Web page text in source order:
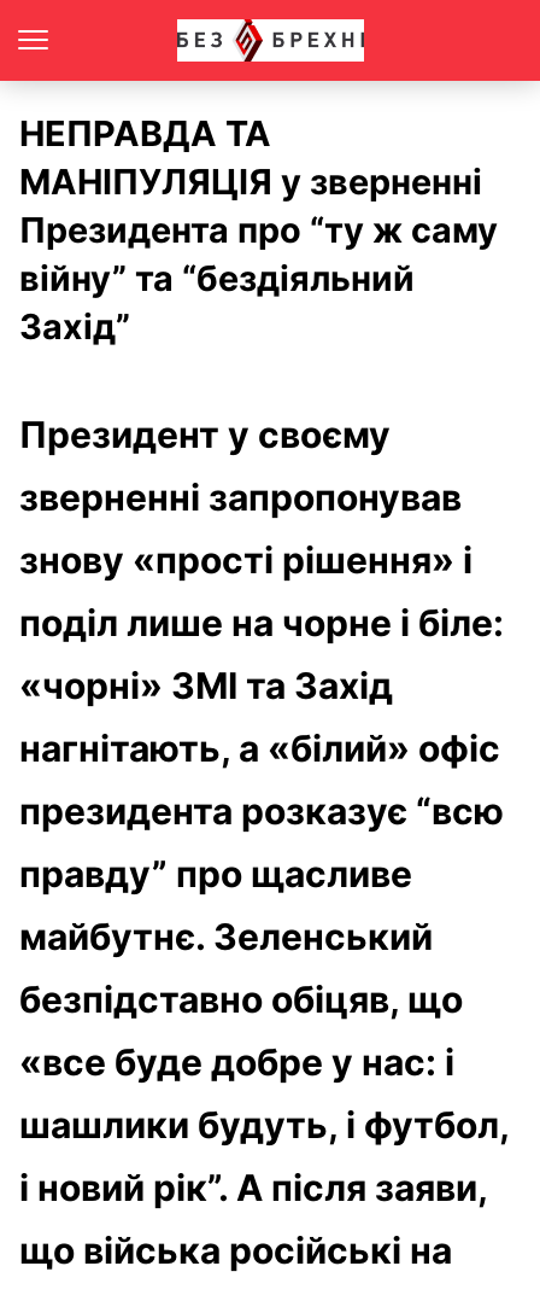
НЕПРАВДА ТА
МАНІПУЛЯЦІЯ у зверненні
Президента про “ту ж саму
війну” та “бездіяльний
Захід”
Президент у своєму
зверненні запропонував
знову «прості рішення» і
поділ лише на чорне і біле:
«чорні» ЗМІ та Захід
нагнітають, а «білий» офіс
президента розказує “всю
правду” про щасливе
майбутнє. Зеленський
безпідставно обіцяв, що
«все буде добре у нас: і
шашлики будуть, і футбол,
і новий рік”. А після заяви,
що війська російські на